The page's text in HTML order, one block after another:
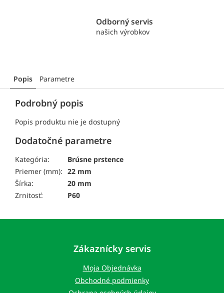
Odborný servis
našich výrobkov
Popis Parametre
Podrobný popis
Popis produktu nie je dostupný
Dodatočné parametre
Kategória:
Brúsne prstence
Priemer (mm): 22 mm
Šírka:
20 mm
Zrnitosť:
P60
Zákaznícky servis
Moja Objednávka
Obchodné podmienky